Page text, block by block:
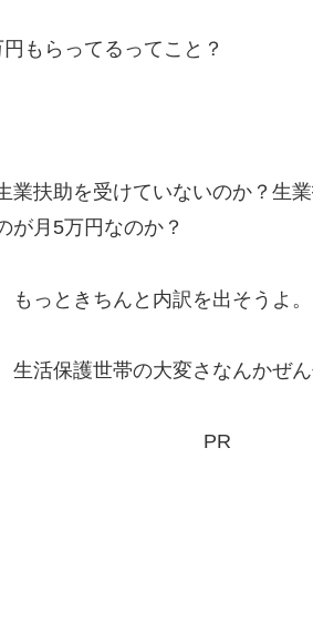
もらってるってこと？
扶助を受けていないのか？生
が月5万円なのか？
っときちんと内訳を出そうよ。
活保護世帯の大変さなんかぜん
PR